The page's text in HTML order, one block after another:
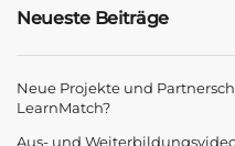
Neueste Beiträge
Neue Projekte und
LearnMatch?
Aus- und